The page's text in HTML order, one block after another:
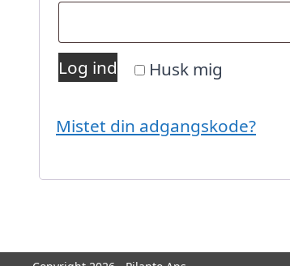
Husk mig
Log ind
Mistet din adgangskode?